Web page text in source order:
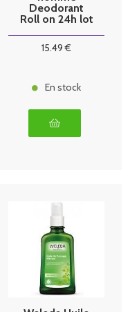
Deodorant
Roll on 24h lot
15.49 €
En stock